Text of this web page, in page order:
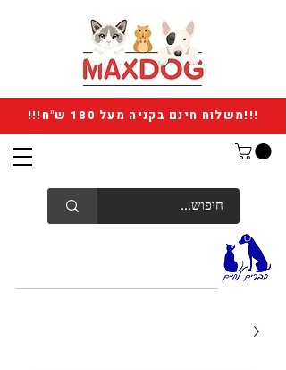
!!!משלוח חינם בקניה מעל 180 ש"ח!!!